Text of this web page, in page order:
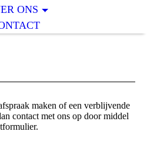
ONS
maken of een verblijvende
contact met ons op door middel